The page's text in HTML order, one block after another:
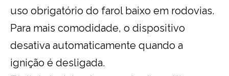
uso obrigatório do farol baixo em rodovias.
Para mais comodidade, o dispositivo
desativa automaticamente quando a
ignição é desligada.